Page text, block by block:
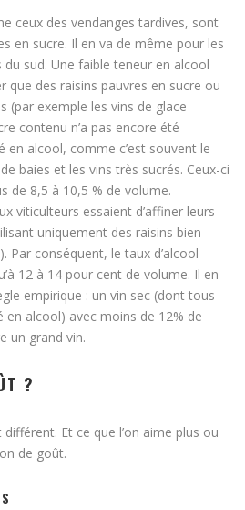
ceux des vendanges tardives, sont
en sucre. Il en va de même pour les
du sud. Une faible teneur en alcool
que des raisins pauvres en sucre ou
(par exemple les vins de glace
contenu n’a pas encore été
alcool, comme c’est souvent le
baies et les vins très sucrés. Ceux-ci
de 8,5 à 10,5 % de volume.
viticulteurs essaient d’affiner leurs
uniquement des raisins bien
). Par conséquent, le taux d’alcool
12 à 14 pour cent de volume. Il en
empirique : un vin sec (dont tous
alcool) avec moins de 12% de
un grand vin.
?
Et ce que l’on aime plus ou
de goût.